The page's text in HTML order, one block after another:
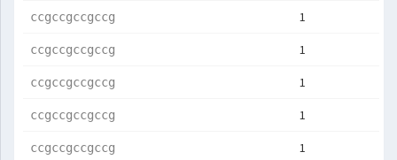
ccgccgccgccg 1
ccgccgccgccg 1
ccgccgccgccg 1
ccgccgccgccg 1
ccgccgccgccg 1